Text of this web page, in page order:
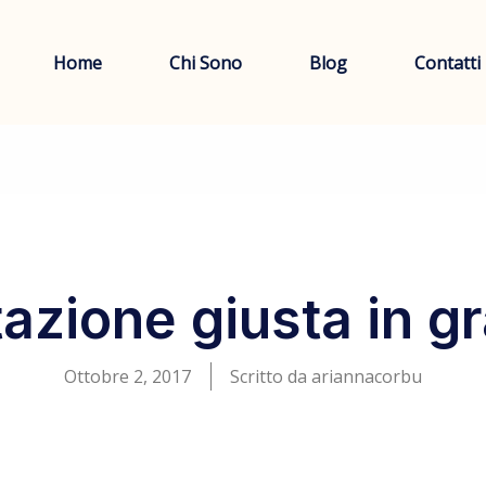
Home Chi Sono Blog Contatti
giusta in
Ottobre 2, 2017 Scritto da ariannacorbu